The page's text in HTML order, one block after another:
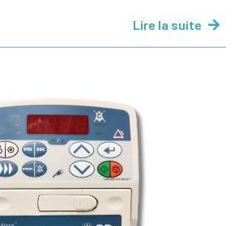
Lire la suite